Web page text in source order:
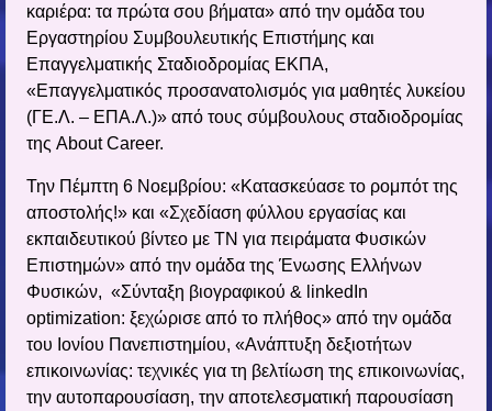
καριέρα: τα πρώτα σου βήματα» από την ομάδα του
Εργαστηρίου Συμβουλευτικής Επιστήμης και
Επαγγελματικής Σταδιοδρομίας ΕΚΠΑ,
«Επαγγελματικός προσανατολισμός για μαθητές λυκείου
(ΓΕ.Λ. – ΕΠΑ.Λ.)» από τους σύμβουλους σταδιοδρομίας
της About Career.
Την Πέμπτη 6 Νοεμβρίου: «Κατασκεύασε το ρομπότ της
αποστολής!» και «Σχεδίαση φύλλου εργασίας και
εκπαιδευτικού βίντεο με ΤΝ για πειράματα Φυσικών
Επιστημών» από την ομάδα της Ένωσης Ελλήνων
Φυσικών, «Σύνταξη βιογραφικού & linkedIn
optimization: ξεχώρισε από το πλήθος» από την ομάδα
του Ιονίου Πανεπιστημίου, «Ανάπτυξη δεξιοτήτων
επικοινωνίας: τεχνικές για τη βελτίωση της επικοινωνίας,
την αυτοπαρουσίαση, την αποτελεσματική παρουσίαση